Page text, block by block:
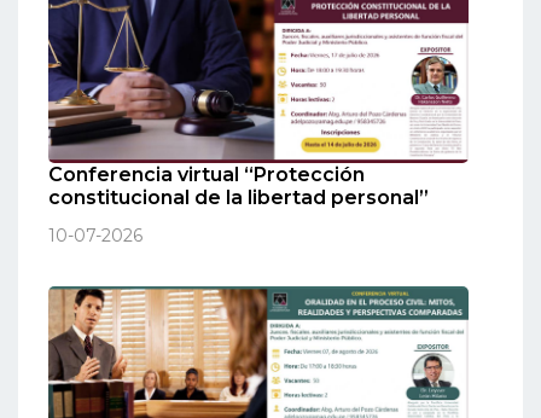
Conferencia virtual “Protección
constitucional de la libertad personal”
10-07-2026